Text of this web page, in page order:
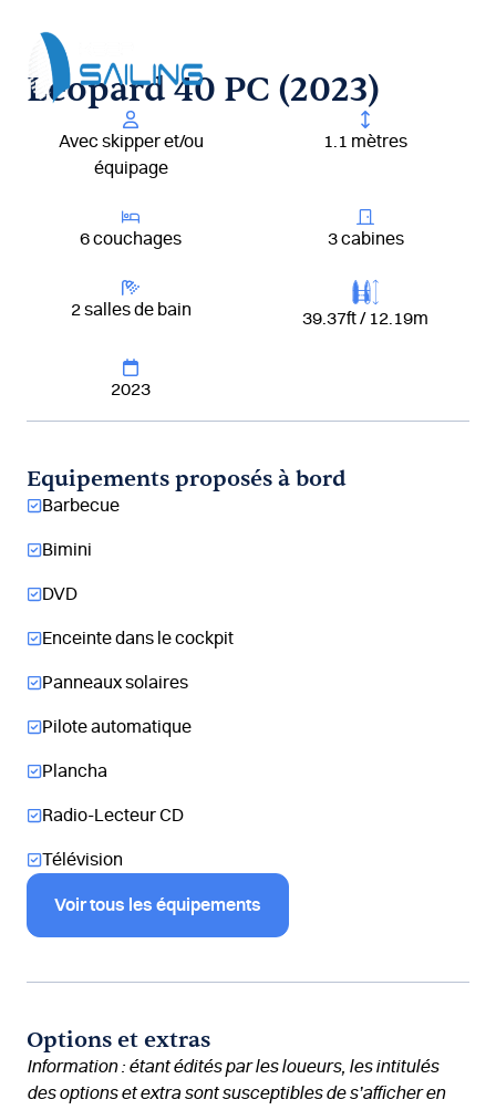
contenu
Leopard 40 PC (2023)
Avec skipper et/ou
équipage
1.1 mètres
6 couchages 3 cabines
2 salles de bain 39.37ft / 12.19m
2023
Equipements proposés à bord
Barbecue
Bimini
DVD
Enceinte dans le cockpit
Panneaux solaires
Pilote automatique
Plancha
Radio-Lecteur CD
Télévision
Voir tous les équipements
Options et extras
Information : étant édités par les loueurs, les intitulés
des options et extra sont susceptibles de s’afficher en